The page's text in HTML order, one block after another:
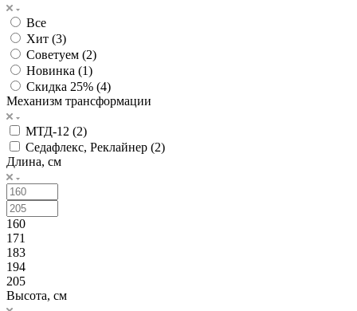
Все
Хит (3)
Советуем (2)
Новинка (1)
Скидка 25% (4)
Механизм трансформации
МТД-12 (2)
Седафлекс, Реклайнер (2)
Длина, см
160
171
183
194
205
Высота, см